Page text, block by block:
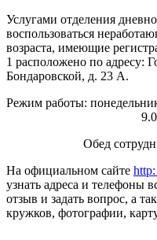
Услугами отделения
воспользоваться
возраста, имеющие
1 расположено по адресу:
Бондаровской, д. 23 А.
Режим работы:
Обед
На официальном сайте
узнать адреса и телефоны
отзыв и задать вопрос, а
кружков, фотографии,